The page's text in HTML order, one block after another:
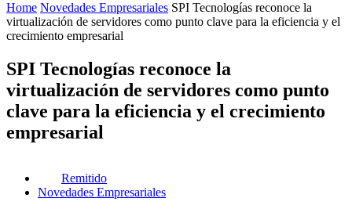
Home Novedades Empresariales SPI Tecnologías reconoce la
virtualización de servidores como punto clave para la eficiencia y el
crecimiento empresarial
SPI Tecnologías reconoce la
virtualización de servidores como punto
clave para la eficiencia y el crecimiento
empresarial
Remitido
Novedades Empresariales